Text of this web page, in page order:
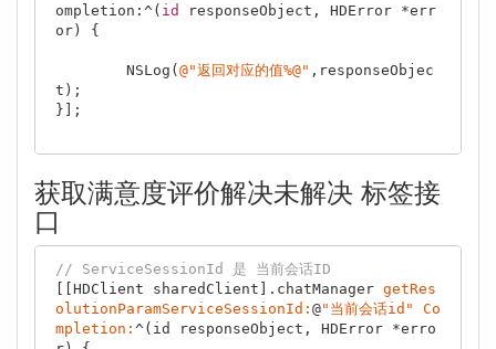
ompletion:^( id
responseObject, HDError *err
or) {
NSLog ( @"返回对应的值%@" ,responseObjec
t);
}];
获取满意度评价解决未解决 标签接
口
// ServiceSessionId 是 当前会话ID
[[HDClient sharedClient].chatManager getRes
olutionParamServiceSessionId: @"当前会话id"
Co
mpletion: ^(id responseObject, HDError *erro